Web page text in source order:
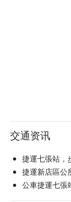
交通资讯
捷運七張站，
捷運新店區公
公車捷運七張